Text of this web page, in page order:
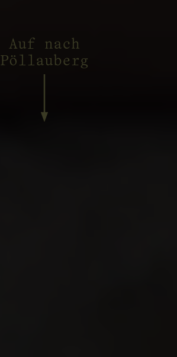
Auf nach
Pöllauberg